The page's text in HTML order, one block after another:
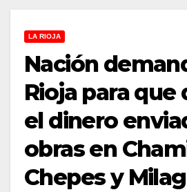
LA RIOJA
Nación
Rioja para que
el dinero
obras en
Chepes y